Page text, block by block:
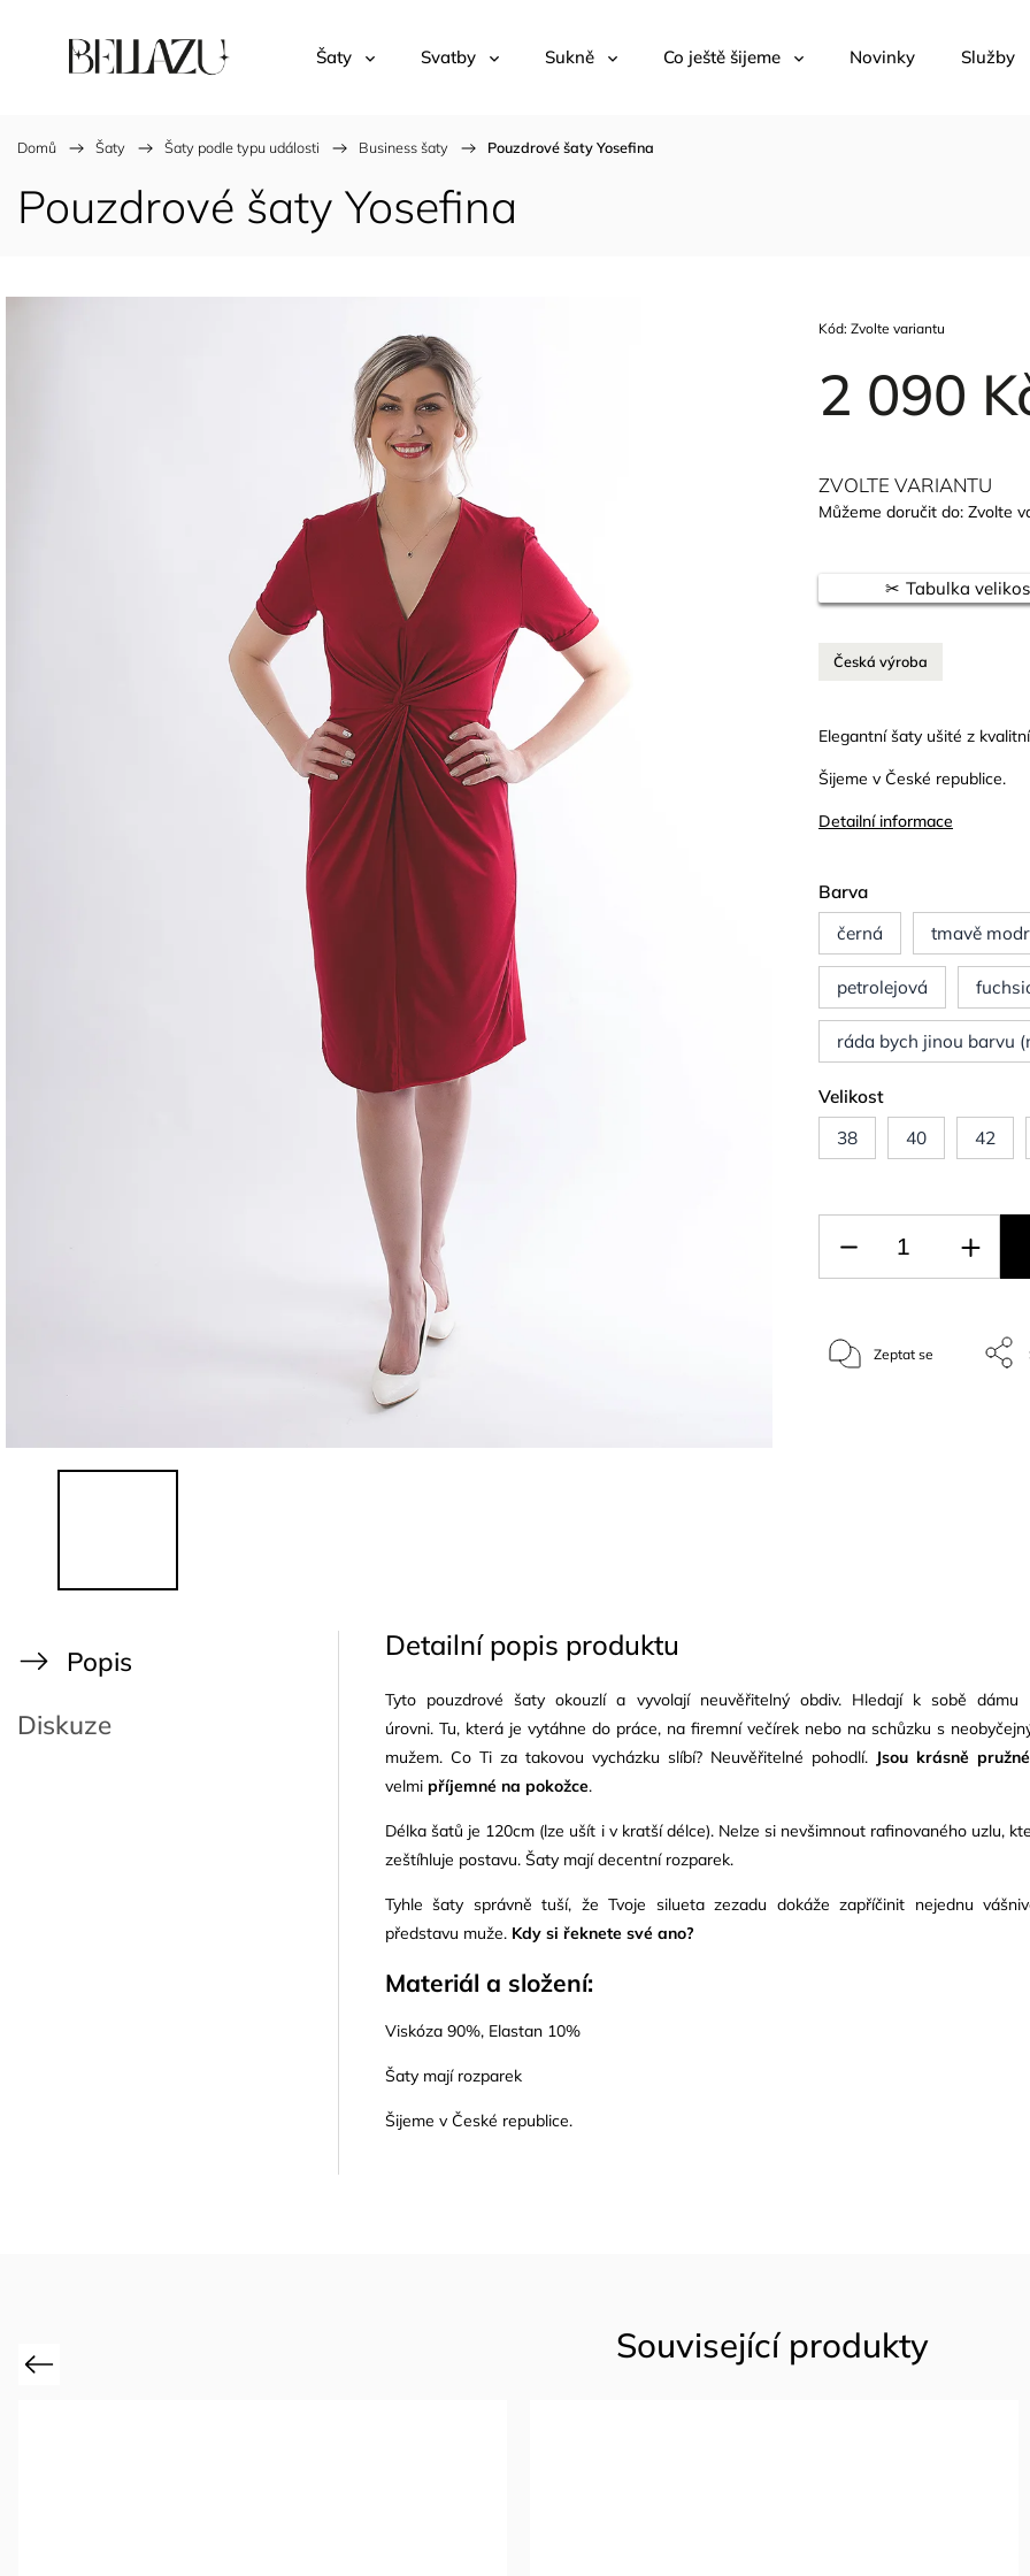
Šaty Svatby Sukně Co ještě šijeme Novinky Služby
Domů / Šaty / Šaty podle typu události / Business šaty / Pouzdrové šaty Yosefina
Pouzdrové šaty Yosefina
2 090
Kód: Zvolte variantu
Elegantní šaty ušité z
Šijeme v České republice.
Detailní informace
Tabulka
Česká výroba
Barva
černá
tmavě
petrolejová
ráda bych jinou barvu
Velikost
38
40 42
ZVOLTE VARIANTU
Můžeme doručit do: Zvolte
Zeptat se
Popis
Diskuze
Detailní popis produktu
Tyto pouzdrové šaty okouzlí a vyvolají neuvěřitelný obdiv. Hledají k sobě dámu
úrovni.Tu, která je vytáhne do práce, na firemní večírek nebo na schůzku s
mužem. Co Ti za takovou vycházku slíbí? Neuvěřitelné pohodlí. Jsou krásně pružné
velmi příjemné na pokožce.
Délka šatů je 120cm (lze ušít i v kratší délce). Nelze si nevšimnout rafinovaného uzlu,
zeštíhluje postavu. Šaty mají decentní rozparek.
Tyhle šaty správně tuší, že Tvoje silueta zezadu dokáže zapříčinit nejednu
představu muže. Kdy si řeknete své ano?
Materiál a složení:
Viskóza 90%, Elastan 10%
Šaty mají rozparek
Šijeme v České republice.
Související produkty
Previous